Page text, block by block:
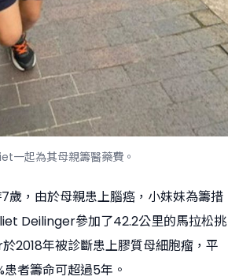
一起為其母親籌醫藥費。
，由於母親患上腦癌，小妹妹為籌措
Deilinger參加了42.2公里的馬拉松挑
2018年被診斷患上膠質母細胞瘤，平
者籌命可超過5年。